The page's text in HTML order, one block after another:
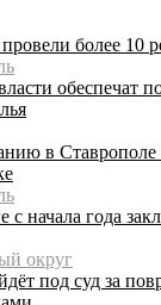
более 10
обеспечат
в Ставрополе
с начала года
округ
под суд за